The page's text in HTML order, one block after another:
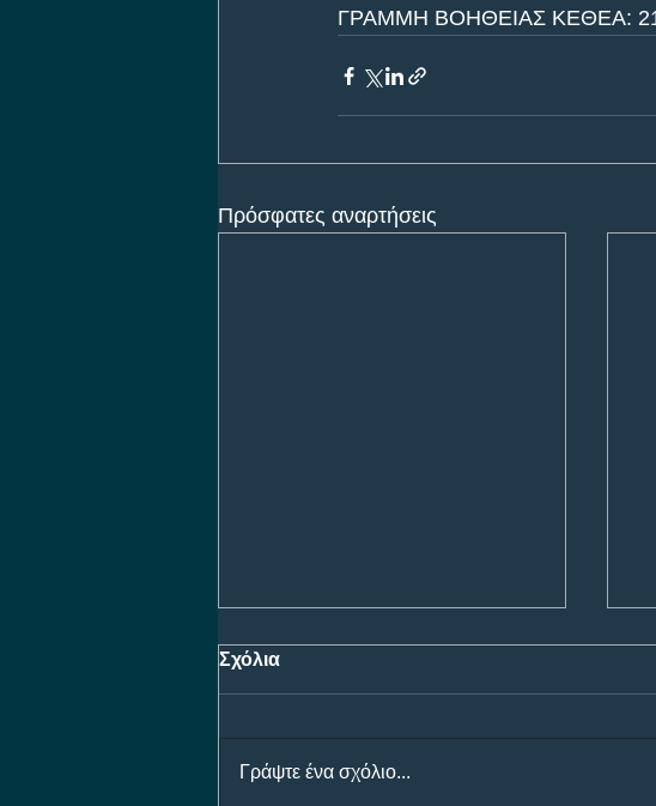
ΓΡΑΜΜΗ ΒΟΗΘΕΙΑΣ ΚΕΘΕΑ:
Πρόσφατες αναρτήσεις
Σχόλια
Γράψτε ένα σχόλιο...